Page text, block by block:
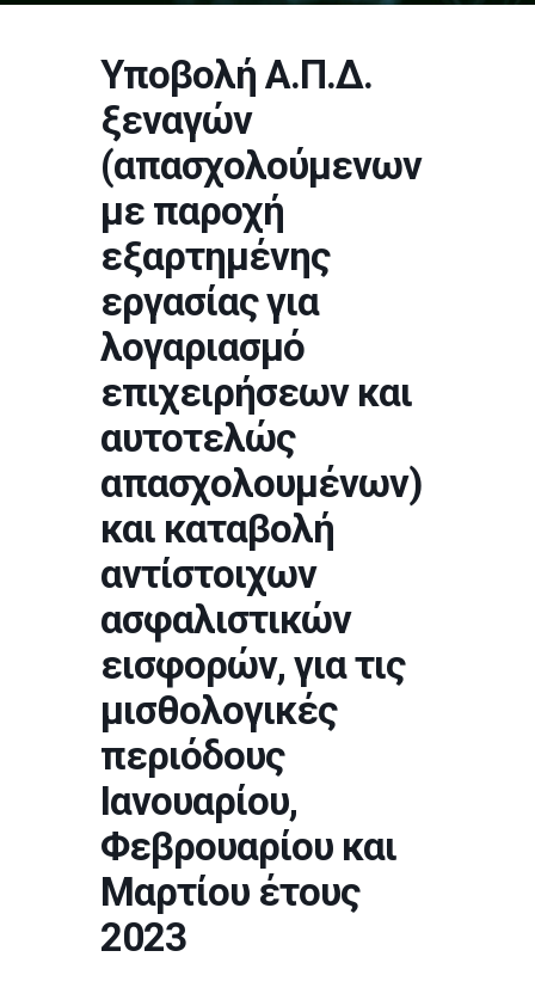
Υποβολή Α.Π.Δ.
ξεναγών
(απασχολούμενων
με παροχή
εξαρτημένης
εργασίας για
λογαριασμό
επιχειρήσεων και
αυτοτελώς
απασχολουμένων)
και καταβολή
αντίστοιχων
ασφαλιστικών
εισφορών, για τις
μισθολογικές
περιόδους
Ιανουαρίου,
Φεβρουαρίου και
Μαρτίου έτους
2023